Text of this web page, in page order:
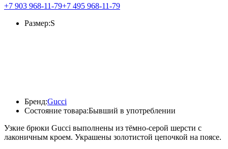
+7 903 968-11-79+7 495 968-11-79
Состояние товара:Бывший в употреблении
Бренд:Gucci
Размер:S
Узкие брюки Gucci выполнены из тёмно-серой шерсти с
лаконичным кроем. Украшены золотистой цепочкой на поясе.